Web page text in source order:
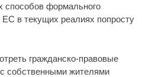
способов формального
в текущих реалиях попросту
гражданско-правовые
собственными жителями